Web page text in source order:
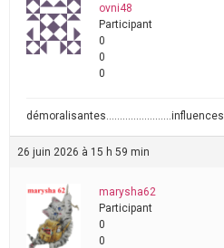
ovni48
Participant
0
0
0
démoralisantes……………………influences
26 juin 2026 à 15 h 59 min
marysha62
Participant
0
0